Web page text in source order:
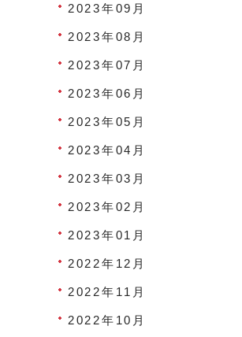
2023年09月
2023年08月
2023年07月
2023年06月
2023年05月
2023年04月
2023年03月
2023年02月
2023年01月
2022年12月
2022年11月
2022年10月